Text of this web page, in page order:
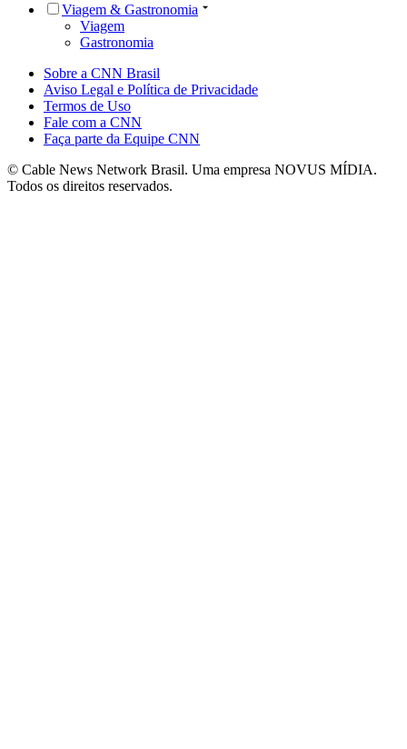
Viagem & Gastronomia
Viagem
Gastronomia
Sobre a CNN Brasil
Aviso Legal e Política de Privacidade
Termos de Uso
Fale com a CNN
Faça parte da Equipe CNN
© Cable News Network Brasil. Uma empresa NOVUS MÍDIA.
Todos os direitos reservados.